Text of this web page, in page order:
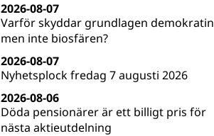
Varför skyddar grundlagen demokratin
men inte biosfären?
2026-08-07
Nyhetsplock fredag 7 augusti 2026
2026-08-07
Döda pensionärer är ett billigt pris för
nästa aktieutdelning
2026-08-06